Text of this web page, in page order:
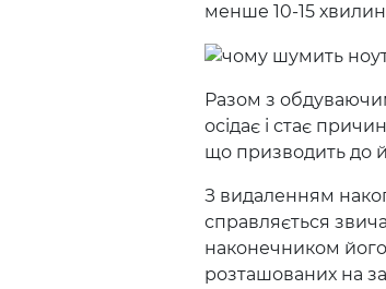
менше 10-15
Разом з
осідає і стає
що призводить до
З видаленням
справляється
наконечником
розташованих на